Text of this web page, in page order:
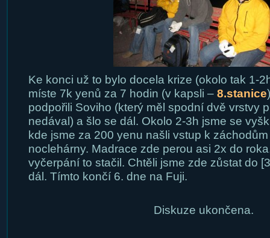
Ke konci už to bylo docela krize (okolo tak 1-
míste 7k yenů za 7 hodin (v kapsli – 8.stanice
podpořili Soviho (který měl spodní dvě vrstvy
nedával) a šlo se dál. Okolo 2-3h jsme se
kde jsme za 200 yenu našli vstup k
noclehárny. Madrace zde perou asi 2x do
vyčerpání to stačil. Chtěli jsme zde zůstat do
dál. Tímto končí 6. dne na Fuji.
Diskuze ukončena.